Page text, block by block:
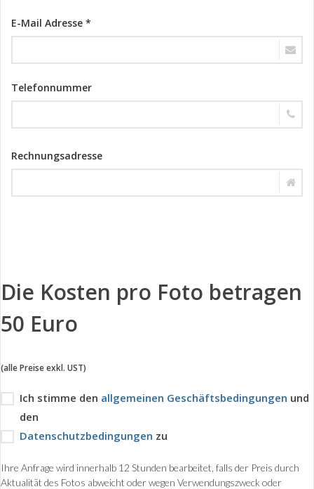
E-Mail Adresse *
Telefonnummer
Rechnungsadresse
Die Kosten pro Foto betragen
50 Euro
(alle Preise exkl. UST)
Ich stimme den allgemeinen Geschäftsbedingungen und
den
Datenschutzbedingungen zu
Ihre Anfrage wird innerhalb 12 Stunden bearbeitet, falls der Preis durch
Aktualität des Fotos abweicht oder wegen Verwendungszweck oder